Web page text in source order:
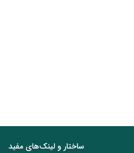
ساختار‌‌ و‌‌ لینک‌های مفید